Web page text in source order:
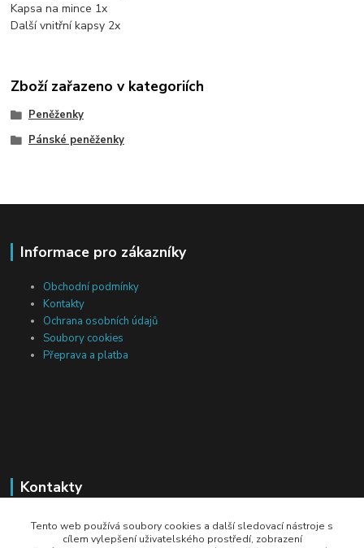
Kapsa na mince 1x
Další vnitřní kapsy 2x
Zboží zařazeno v kategoriích
Peněženky
Pánské peněženky
Informace pro zákazníky
Obchodní podmínky
Kontakty
Ochrana osobních údajů
Soubory cookies
Přeprava a platba
Kontakty
Michal Tranta
+420 777 217 687
Tento web používá soubory cookies a další sledovací nástroje s
cílem vylepšení uživatelského prostředí, zobrazení